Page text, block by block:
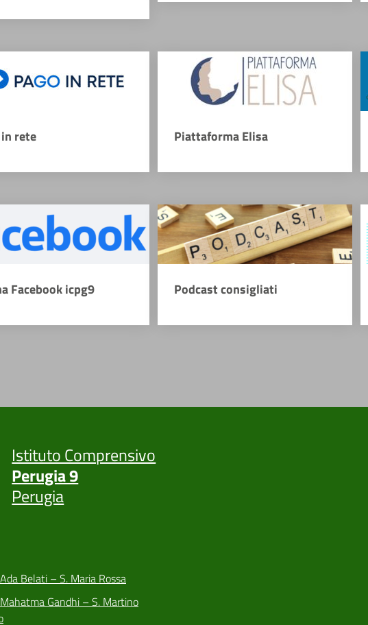
rete Piattaforma Elisa
Facebook icpg9 Podcast consigliati
Istituto Comprensivo
Perugia 9
Perugia
Belati – S. Maria Rossa
Gandhi – S. Martino